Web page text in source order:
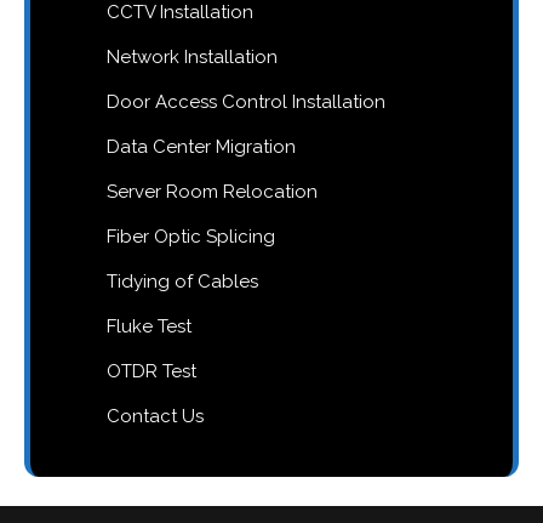
CCTV Installation
Network Installation
Door Access Control Installation
Data Center Migration
Server Room Relocation
Fiber Optic Splicing
Tidying of Cables
Fluke Test
OTDR Test
Contact Us